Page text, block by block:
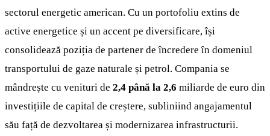
sectorul energetic american. Cu un portofoliu extins de
active energetice și un accent pe diversificare, își
consolidează poziția de partener de încredere în domeniul
transportului de gaze naturale și petrol. Compania se
mândrește cu venituri de 2,4 până la 2,6 miliarde de euro din
investițiile de capital de creștere, subliniind angajamentul
său față de dezvoltarea și modernizarea infrastructurii.